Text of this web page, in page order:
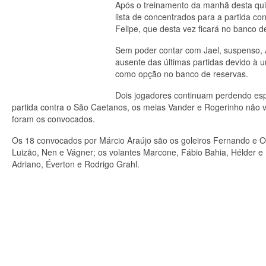
Após o treinamento da manhã desta
lista de concentrados para a partida
Felipe, que desta vez ficará no banco
Sem poder contar com Jael,
ausente das últimas partidas devido à
como opção no banco de reservas.
Dois jogadores continuam perdendo
partida contra o São Caetanos, os meias Vander e Rogerinho
foram os convocados.
Os 18 convocados por Márcio Araújo são os goleiros Fernando e
Luizão, Nen e Vágner; os volantes Marcone, Fábio Bahia, Hélder
Adriano, Éverton e Rodrigo Grahl.